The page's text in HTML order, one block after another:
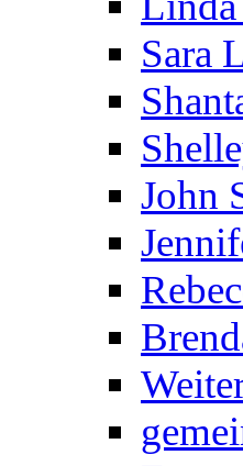
Sara
John